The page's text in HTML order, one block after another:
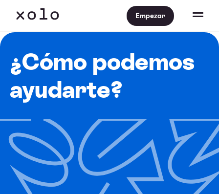
Empezar
¿Cómo podemos
ayudarte?